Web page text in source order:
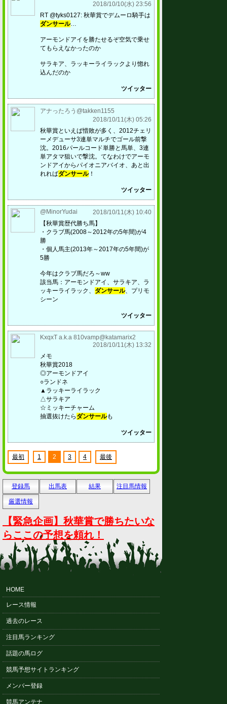
2018/10/10(水) 23:56
RT @tyks0127: 秋華賞でデムーロ騎手は
ダンサール…
アーモンドアイを勝たせるぞ空気で乗せ
てもらえなかったのか
サラキア、ラッキーライラックより惚れ
込んだのか
ツイッター
アナったろう@takken1155
2018/10/11(木) 05:26
秋華賞といえば惜敗が多く、2012チェリ
ーメデューサ3連単マルチでゴール前撃
沈。2016パールコード単勝と馬単、3連
単アタマ狙いで撃沈。てなわけでアーモ
ンドアイからパイオニアバイオ、あと出
れればダンサール！
ツイッター
@MinorYudai
2018/10/11(木) 10:40
【秋華賞歴代勝ち馬】
・クラブ馬(2008～2012年の5年間)が4
勝
・個人馬主(2013年～2017年の5年間)が
5勝
今年はクラブ馬だろ～ww
該当馬：アーモンドアイ、サラキア、ラ
ッキーライラック、 ダンサール、プリモ
シーン
ツイッター
KxqxT a.k.a 810vamp@katamarix2
2018/10/11(木) 13:32
メモ
秋華賞2018
◎アーモンドアイ
○ランドネ
▲ラッキーライラック
△サラキア
☆ミッキーチャーム
抽選抜けたら ダンサールも
ツイッター
最初 1 2 3 4 最後
登録馬 出馬表 結果 注目馬情報
厳選情報
【緊急企画】秋華賞で勝ちたいな
らここの予想を頼れ！
HOME
レース情報
過去のレース
注目馬ランキング
話題の馬ログ
競馬予想サイトランキング
メンバー登録
競馬アンテナ